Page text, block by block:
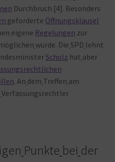
Durchbruch [4]. Besonders
geforderte Öffnungsklausel
eigene Regelungen zur
würde. Die SPD lehnt
Scholz hat aber
. An dem Treffen am
Verfassungsrechtler
Punkte bei der